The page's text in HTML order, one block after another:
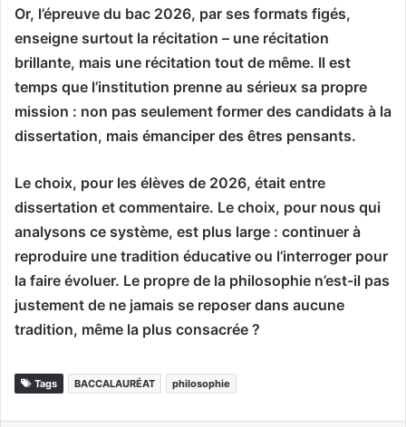
Or, l’épreuve du bac 2026, par ses formats figés,
enseigne surtout la récitation – une récitation
brillante, mais une récitation tout de même. Il est
temps que l’institution prenne au sérieux sa propre
mission : non pas seulement former des candidats à la
dissertation, mais émanciper des êtres pensants.
Le choix, pour les élèves de 2026, était entre
dissertation et commentaire. Le choix, pour nous qui
analysons ce système, est plus large : continuer à
reproduire une tradition éducative ou l’interroger pour
la faire évoluer. Le propre de la philosophie n’est-il pas
justement de ne jamais se reposer dans aucune
tradition, même la plus consacrée ?
Tags BACCALAURÉAT philosophie